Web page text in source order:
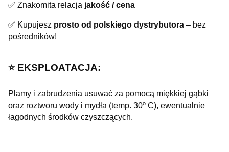
✅ Znakomita relacja jakość / cena
✅ Kupujesz prosto od polskiego dystrybutora – bez
pośredników!
⭐️ EKSPLOATACJA:
Plamy i zabrudzenia usuwać za pomocą miękkiej gąbki
oraz roztworu wody i mydła (temp. 30º C), ewentualnie
łagodnych środków czyszczących.